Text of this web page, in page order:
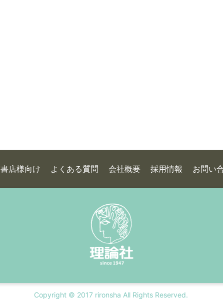
書店様向け よくある質問 会社概要 採用情報 お問い
Copyright © 2017 rironsha All Rights Reserved.